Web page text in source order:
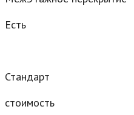
Есть
Стандарт
стоимость